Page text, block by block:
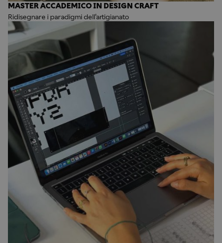
MASTER ACCADEMICO IN DESIGN CRAFT
Ridisegnare i paradigmi dell'artigianato